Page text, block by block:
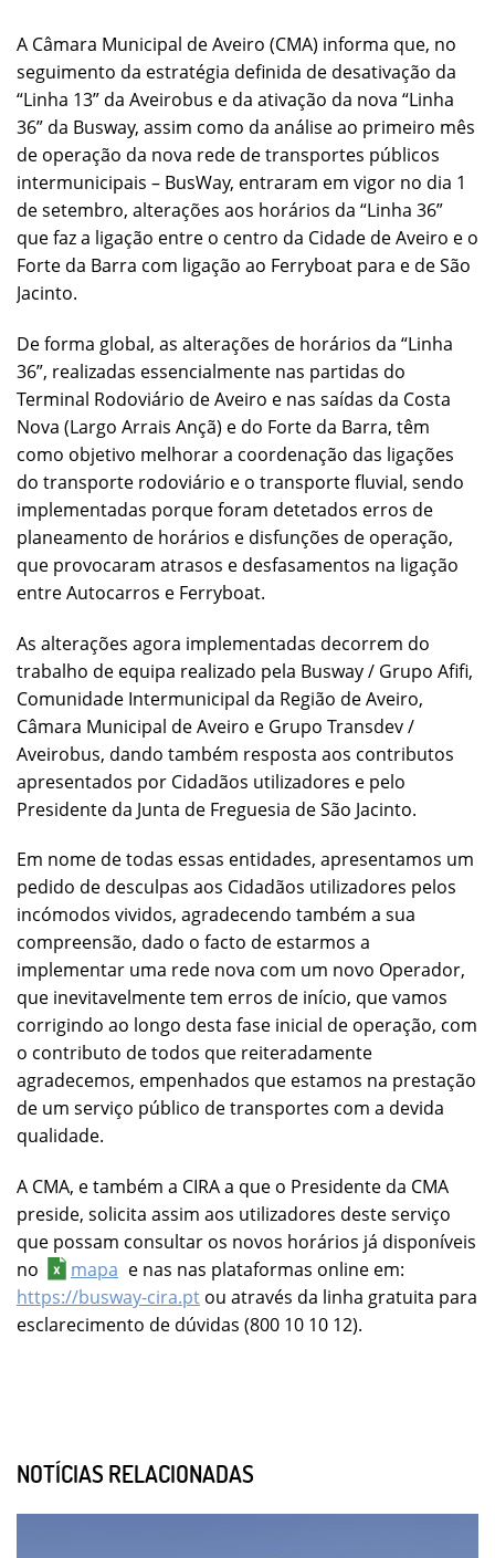
A Câmara Municipal de Aveiro (CMA) informa que, no
seguimento da estratégia definida de desativação da
“Linha 13” da Aveirobus e da ativação da nova “Linha
36” da Busway, assim como da análise ao primeiro mês
de operação da nova rede de transportes públicos
intermunicipais – BusWay, entraram em vigor no dia 1
de setembro, alterações aos horários da “Linha 36”
que faz a ligação entre o centro da Cidade de Aveiro e o
Forte da Barra com ligação ao Ferryboat para e de São
Jacinto.
De forma global, as alterações de horários da “Linha
36”, realizadas essencialmente nas partidas do
Terminal Rodoviário de Aveiro e nas saídas da Costa
Nova (Largo Arrais Ançã) e do Forte da Barra, têm
como objetivo melhorar a coordenação das ligações
do transporte rodoviário e o transporte fluvial, sendo
implementadas porque foram detetados erros de
planeamento de horários e disfunções de operação,
que provocaram atrasos e desfasamentos na ligação
entre Autocarros e Ferryboat.
As alterações agora implementadas decorrem do
trabalho de equipa realizado pela Busway / Grupo Afifi,
Comunidade Intermunicipal da Região de Aveiro,
Câmara Municipal de Aveiro e Grupo Transdev /
Aveirobus, dando também resposta aos contributos
apresentados por Cidadãos utilizadores e pelo
Presidente da Junta de Freguesia de São Jacinto.
Em nome de todas essas entidades, apresentamos um
pedido de desculpas aos Cidadãos utilizadores pelos
incómodos vividos, agradecendo também a sua
compreensão, dado o facto de estarmos a
implementar uma rede nova com um novo Operador,
que inevitavelmente tem erros de início, que vamos
corrigindo ao longo desta fase inicial de operação, com
o contributo de todos que reiteradamente
agradecemos, empenhados que estamos na prestação
de um serviço público de transportes com a devida
qualidade.
A CMA, e também a CIRA a que o Presidente da CMA
preside, solicita assim aos utilizadores deste serviço
que possam consultar os novos horários já disponíveis
no
mapa e nas nas plataformas online em:
https://busway-cira.pt ou através da linha gratuita para
esclarecimento de dúvidas (800 10 10 12).
NOTÍCIAS RELACIONADAS